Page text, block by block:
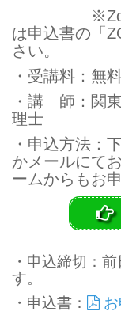
※Zoom参
は申込書の「
さい。
・受講料：無
・講 師：関
理士
・申込方法：
かメールにて
ームからもお
・申込締切：
す。
・申込書：